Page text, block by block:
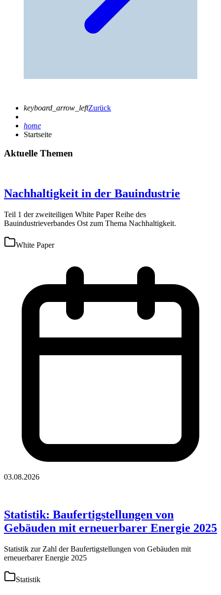
keyboard_arrow_leftZurück
home
Startseite
Aktuelle Themen
Nachhaltigkeit in der Bauindustrie
Teil 1 der zweiteiligen White Paper Reihe des
Bauindustrieverbandes Ost zum Thema Nachhaltigkeit.
White Paper
03.08.2026
Statistik: Baufertigstellungen von
Gebäuden mit erneuerbarer Energie 2025
Statistik zur Zahl der Baufertigstellungen von Gebäuden mit
erneuerbarer Energie 2025
Statistik